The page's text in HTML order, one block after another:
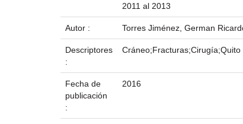
2011 al 2013
Autor : Torres Jiménez, German
Descriptores
:
Cráneo;Fracturas;Cirugía;Quito
Fecha de
publicación
:
2016